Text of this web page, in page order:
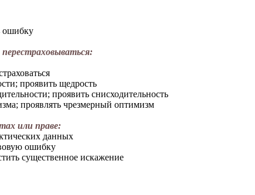
ошибку
проявить щедрость
проявить снисходительность
проявлять чрезмерный оптимизм
или праве:
данных
ошибку
существенное искажение